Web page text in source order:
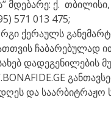
მდებარე: ქ.
571 013 475;
ქერაულს
ჩაბარებულად
დადეგენილების
დღეს და